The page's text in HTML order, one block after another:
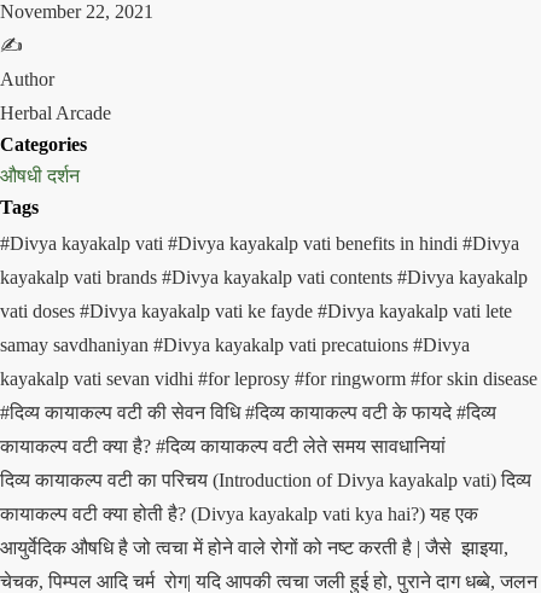
November 22, 2021
✍️
Author
Herbal Arcade
Categories
औषधी दर्शन
Tags
#Divya kayakalp vati #Divya kayakalp vati benefits in hindi #Divya
kayakalp vati brands #Divya kayakalp vati contents #Divya kayakalp
vati doses #Divya kayakalp vati ke fayde #Divya kayakalp vati lete
samay savdhaniyan #Divya kayakalp vati precatuions #Divya
kayakalp vati sevan vidhi #for leprosy #for ringworm #for skin disease
#दिव्य कायाकल्प वटी की सेवन विधि#दिव्य कायाकल्प वटी के फायदे#दिव्य
कायाकल्प वटी क्या है? #दिव्य कायाकल्प वटी लेते समय सावधानियां
दिव्य कायाकल्प वटी का परिचय (Introduction of Divya kayakalp vati) दिव्य
कायाकल्प वटी क्या होती है? (Divya kayakalp vati kya hai?) यह एक
आयुर्वेदिक औषधि है जो त्वचा में होने वाले रोगों को नष्ट करती है | जैसे झाइया,
चेचक, पिम्पल आदि चर्म रोग| यदि आपकी त्वचा जली हुई हो, पुराने दाग धब्बे, जलन